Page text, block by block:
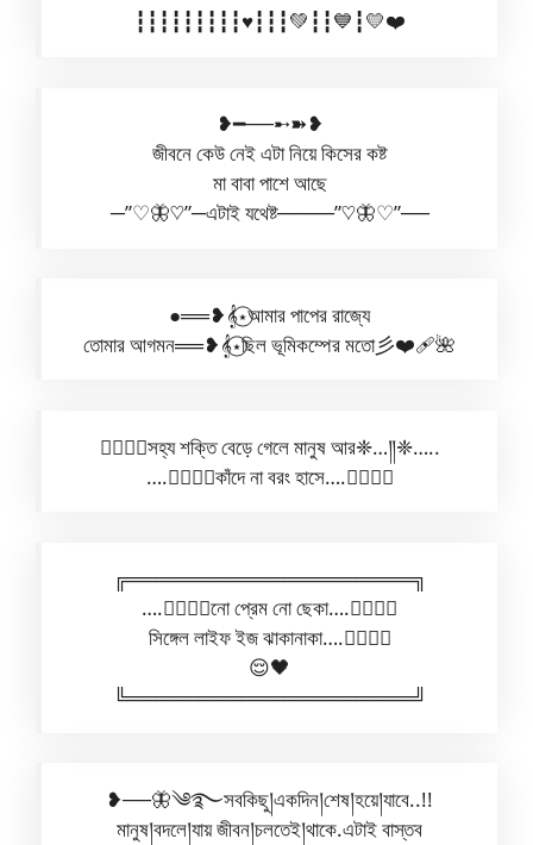
┇┇┇┇┇┇┇┇┇♥️┇┇┇💚┇┇💙┇💛❤️
❥━──➸➽❥
জীবনে কেউ নেই এটা নিয়ে কিসের কষ্ট
মা বাবা পাশে আছে
─”♡🦋♡”─এটাই যথেষ্ট────”♡🦋♡”──
●══❥𝄞⋆⃝আমার পাপের রাজ্যে
তোমার আগমন══❥𝄞⋆⃝ছিল ভূমিকম্পের মতো彡❤️‍🩹🌺
✿⃟✺⃟সহ্য শক্তি বেড়ে গেলে মানুষ আর❈…༎❈…..
….✿⃟✺⃟কাঁদে না বরং হাসে….✿⃟✺⃟
╔════════════════════╗
….✿⃟✺⃟নো প্রেম নো ছেকা….✿⃟✺⃟
সিঙ্গেল লাইফ ইজ ঝাকানাকা….✿⃟✺⃟
😌🖤
╚════════════════════╝
❥──🦋༄࿐সবকিছু།একদিন།শেষ།হয়ে།যাবে..!!
মানুষ།বদলে།যায় জীবন།চলতেই།থাকে.এটাই বাস্তব